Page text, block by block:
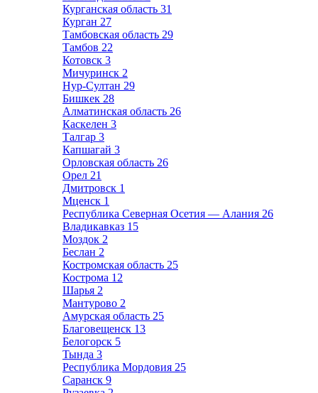
Курганская область 31
Курган 27
Тамбовская область 29
Тамбов 22
Котовск 3
Мичуринск 2
Нур-Султан 29
Бишкек 28
Алматинская область 26
Каскелен 3
Талгар 3
Капшагай 3
Орловская область 26
Орел 21
Дмитровск 1
Мценск 1
Республика Северная Осетия — Алания 26
Владикавказ 15
Моздок 2
Беслан 2
Костромская область 25
Кострома 12
Шарья 2
Мантурово 2
Амурская область 25
Благовещенск 13
Белогорск 5
Тында 3
Республика Мордовия 25
Саранск 9